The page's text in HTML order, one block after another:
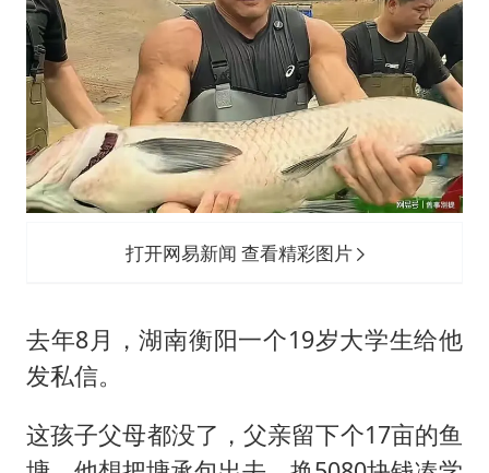
打开网易新闻 查看精彩图片
去年8月，湖南衡阳一个19岁大学生给他
发私信。
这孩子父母都没了，父亲留下个17亩的鱼